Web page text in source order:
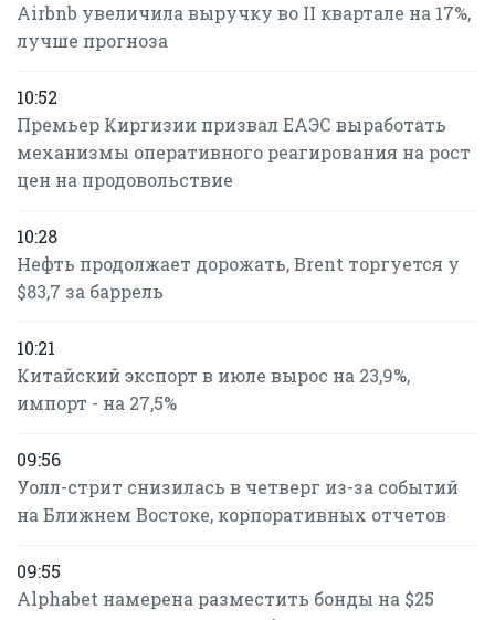
Airbnb увеличила выручку во II квартале на 17%,
лучше прогноза
10:52
Премьер Киргизии призвал ЕАЭС выработать
механизмы оперативного реагирования на рост
цен на продовольствие
10:28
Нефть продолжает дорожать, Brent торгуется у
$83,7 за баррель
10:21
Китайский экспорт в июле вырос на 23,9%,
импорт - на 27,5%
09:56
Уолл-стрит снизилась в четверг из-за событий
на Ближнем Востоке, корпоративных отчетов
09:55
Alphabet намерена разместить бонды на $25